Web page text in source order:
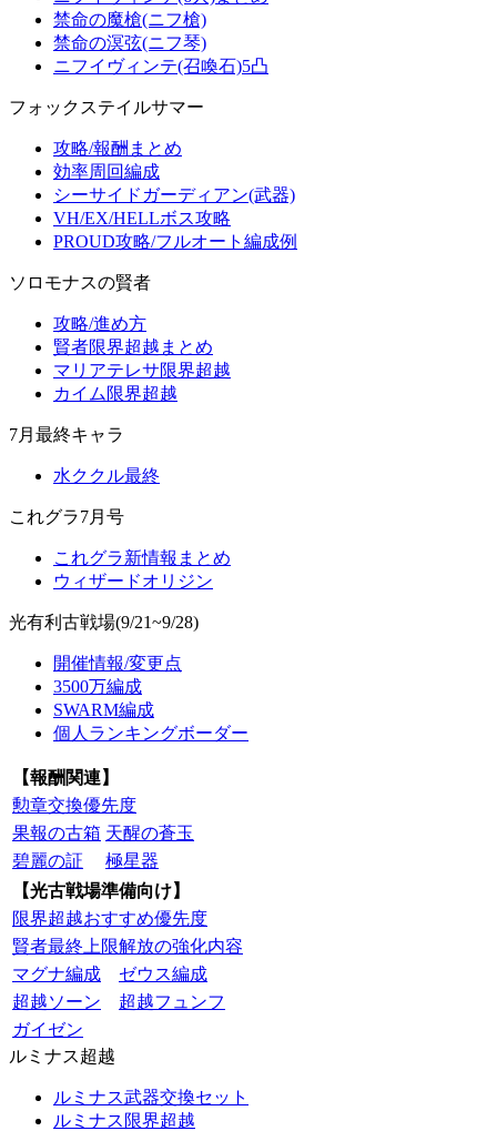
禁命の魔槍(ニフ槍)
禁命の溟弦(ニフ琴)
ニフイヴィンテ(召喚石)5凸
フォックステイルサマー
攻略/報酬まとめ
効率周回編成
シーサイドガーディアン(武器)
VH/EX/HELLボス攻略
PROUD攻略/フルオート編成例
ソロモナスの賢者
攻略/進め方
賢者限界超越まとめ
マリアテレサ限界超越
カイム限界超越
7月最終キャラ
水ククル最終
これグラ7月号
これグラ新情報まとめ
ウィザードオリジン
光有利古戦場(9/21~9/28)
開催情報/変更点
3500万編成
SWARM編成
個人ランキングボーダー
【報酬関連】
勲章交換優先度
果報の古箱 天醒の蒼玉
碧麗の証
極星器
【光古戦場準備向け】
限界超越おすすめ優先度
賢者最終上限解放の強化内容
マグナ編成
ゼウス編成
超越ソーン
超越フュンフ
ガイゼン
ルミナス超越
ルミナス武器交換セット
ルミナス限界超越